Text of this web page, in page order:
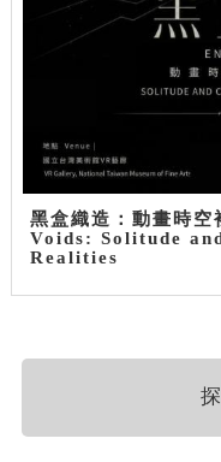
黑盒織造：動畫時
Voids: Solitude
Realities